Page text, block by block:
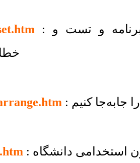
: راهنمای روش های ارسال ایمیل توسط برنامه و تست و
جابه‌جا کنیم
استخدامی دانشگاه